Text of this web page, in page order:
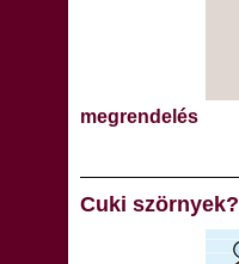
megrendelés
Cuki szörnyek?